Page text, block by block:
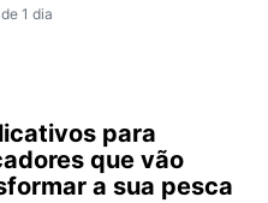
1 dia
para
que vão
a sua pesca